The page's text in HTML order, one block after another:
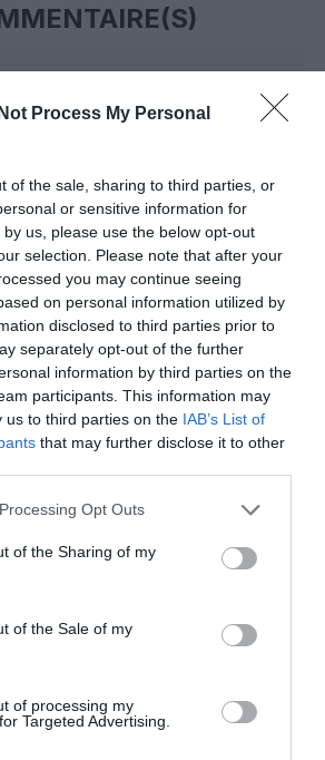
Process My Personal
of the sale, sharing to third parties, or
or sensitive information for
us, please use the below opt-out
selection. Please note that after your
you may continue seeing
on personal information utilized by
disclosed to third parties prior to
separately opt-out of the further
information by third parties on the
participants. This information may
us to third parties on the IAB’s List of
that may further disclose it to other
Opt Outs
of the Sharing of my
of the Sale of my
of processing my
Targeted Advertising.
aéroport sort de terre, il est toujours
celui qu’il va remplacer.
RÉPONDRE
:
5 mai 2026 - 0 h 04
min
précise pas : comment cet aéroport
Delhi-Centre ? A la française, c’est-
ou 30 ans de retard, ou bien les
d’une liaison ferroviaire
sont en cours ?
(Indira Gandhi) est desservi par
étant un pays très pollué, qui a
l’énorme trafic automobile
ce nouvel aéroport, et les
que dans ce pays, comme dans
“riches”, moins “développés”, la
en Europe…